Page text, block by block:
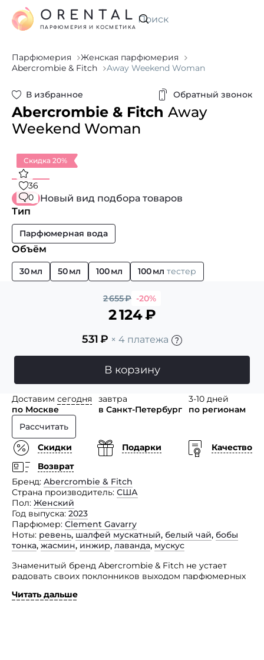
Искать
ORENTAL
ПАРФЮМЕРИЯ И КОСМЕТИКА
Парфюмерия
Женская парфюмерия
Abercrombie & Fitch
Away Weekend Woman
В избранное Обратный звонок
Abercrombie & Fitch Away
Weekend Woman
Скидка 20%
36
0
Новый вид подбора товаров
Тип
Парфюмерная вода
Объём
30 мл 50 мл 100 мл 100 мл тестер
2 655₽ -20%
2 124₽
531₽ × 4 платежа
В корзину
Доставим сегодня
по Москве
завтра
в Санкт-Петербург
3-10 дней
по регионам
Рассчитать
Скидки
Подарки
Качество
Возврат
Бренд Abercrombie & Fitch
Страна производитель США
Пол Женский
Год выпуска 2023
Парфюмер Clement Gavarry
Ноты ревень, шалфей мускатный, белый чай, бобы
тонка, жасмин, инжир, лаванда, мускус
Знаменитый бренд Abercrombie & Fitch не устает
радовать своих поклонников выходом парфюмерных
создал парфюмерный дуэт Away Weekend.
Читать дальше